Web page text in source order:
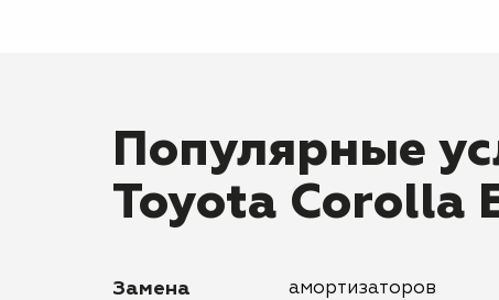
Популярные
Toyota Corolla
Замена амортизаторов